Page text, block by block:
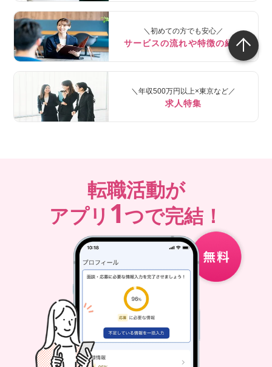
＼初めての方でも安心／
サービスの流れや特徴の紹介
＼年収500万円以上×東京など／
求人特集
転職活動が
アプリ 1つで完結！